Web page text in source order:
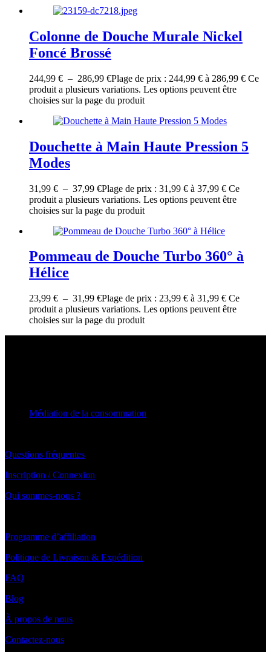
Colonne de Douche Murale Nickel
Foncé Brossé
244,99 € – 286,99 €Plage de prix : 244,99 € à 286,99 € Ce
produit a plusieurs variations. Les options peuvent être
choisies sur la page du produit
Douchette à Main Haute Pression 5
Modes
31,99 € – 37,99 €Plage de prix : 31,99 € à 37,99 € Ce
produit a plusieurs variations. Les options peuvent être
choisies sur la page du produit
Pommeau de Douche Turbo 360° à
Hélice
23,99 € – 31,99 €Plage de prix : 23,99 € à 31,99 € Ce
produit a plusieurs variations. Les options peuvent être
choisies sur la page du produit
Médiation de la consommation
Questions fréquentes
Inscription / Connexion
Qui sommes-nous ?
Programme d’affiliation
Politique de Livraison & Expédition
FAQ
Blog
À propos de nous
Contactez-nous